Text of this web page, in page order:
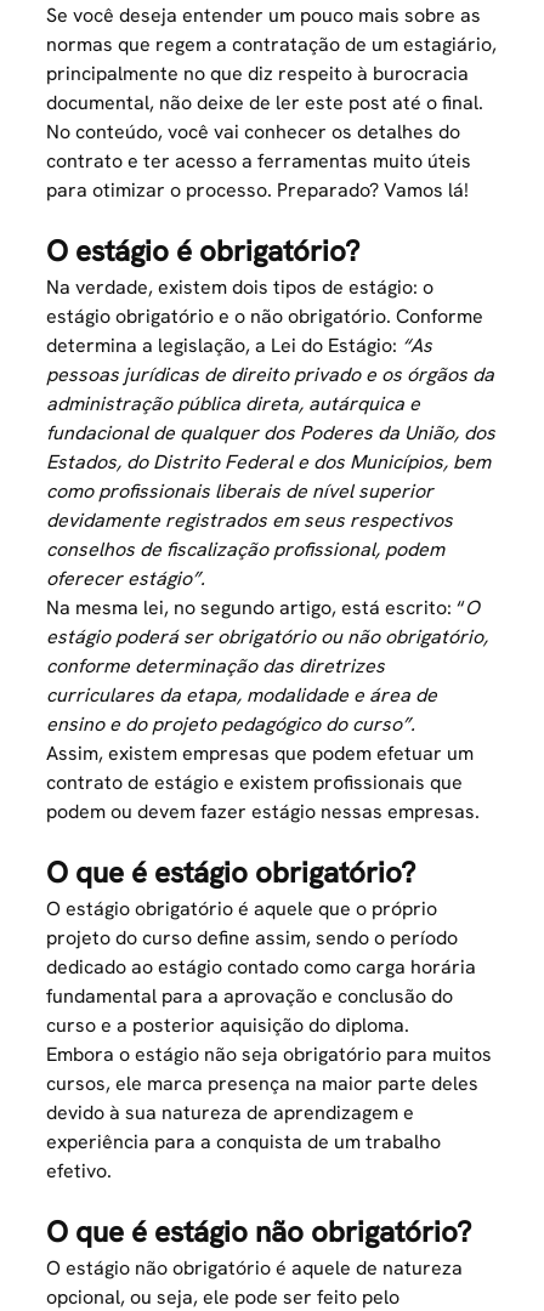
Se você deseja entender um pouco mais sobre as
normas que regem a contratação de um estagiário,
principalmente no que diz respeito à burocracia
documental, não deixe de ler este post até o final.
No conteúdo, você vai conhecer os detalhes do
contrato e ter acesso a ferramentas muito úteis
para otimizar o processo. Preparado? Vamos lá!
O estágio é obrigatório?
Na verdade, existem dois tipos de estágio: o
estágio obrigatório e o não obrigatório. Conforme
determina a legislação, a Lei do Estágio: “As
pessoas jurídicas de direito privado e os órgãos da
administração pública direta, autárquica e
fundacional de qualquer dos Poderes da União, dos
Estados, do Distrito Federal e dos Municípios, bem
como profissionais liberais de nível superior
devidamente registrados em seus respectivos
conselhos de fiscalização profissional, podem
oferecer estágio”.
Na mesma lei, no segundo artigo, está escrito: “O
estágio poderá ser obrigatório ou não obrigatório,
conforme determinação das diretrizes
curriculares da etapa, modalidade e área de
ensino e do projeto pedagógico do curso”.
Assim, existemempresas que podem efetuar um
contrato de estágio e existem profissionais que
podem ou devem fazer estágio nessas empresas.
O que é estágio obrigatório?
O estágio obrigatório é aquele que o próprio
projeto do curso define assim, sendo o período
dedicado ao estágio contado como carga horária
fundamental para a aprovação e conclusão do
curso e a posterior aquisição do diploma.
Embora o estágio não seja obrigatório para muitos
cursos, ele marca presença na maior parte deles
devido à sua natureza de aprendizagem e
experiência para a conquista de um trabalho
efetivo.
O que é estágio não obrigatório?
O estágio não obrigatório é aquele de natureza
opcional, ou seja, ele pode ser feito pelo